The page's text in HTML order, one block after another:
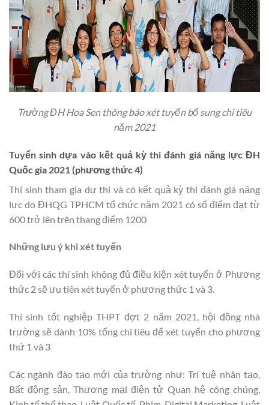
Trường ĐH Hoa Sen thông báo xét tuyển bổ sung chi tiêu
năm 2021
Tuyển sinh dựa vào kết quả kỳ thi đánh giá năng lực ĐH
Quốc gia 2021 (phương thức 4)
Thí sinh tham gia dự thi và có kết quả kỳ thi đánh giá năng
lực do ĐHQG TPHCM tổ chức năm 2021 có số điểm đạt từ
600 trở lên trên thang điểm 1200
Những lưu ý khi xét tuyển
Đối với các thí sinh không đủ điều kiện xét tuyển ở Phương
thức 2 sẽ ưu tiên xét tuyển ở phương thức 1 và 3.
Thí sinh tốt nghiệp THPT đợt 2 năm 2021, hội đồng nhà
trường sẽ dành 10% tổng chi tiêu để xét tuyển cho phương
thứ 1 và 3
Các ngành đào tạo mới của trường như: Trí tuệ nhân tạo,
Bất động sản, Thương mại điện tử Quan hệ công chúng,